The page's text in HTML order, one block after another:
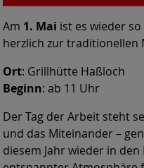
Am 1. Mai ist es wieder
herzlich zur traditionellen
Ort: Grillhütte Haßloch
Beginn: ab 11 Uhr
Der Tag der Arbeit steht
und das Miteinander –
diesem Jahr wieder in